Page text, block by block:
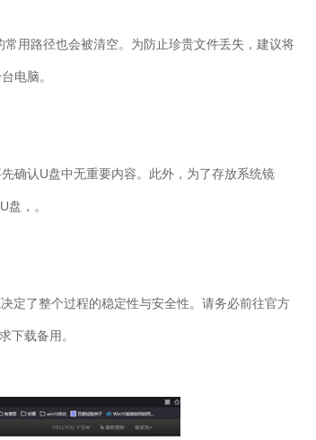
用路径也会被清空。为防止珍贵文件丢失，建议将
电脑。
确认U盘中无重要内容。此外，为了存放系统镜
U盘，。
定了整个过程的稳定性与安全性。请务必前往官方
下载备用。